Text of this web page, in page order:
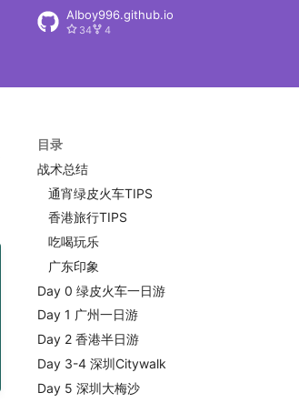
AIboy996.github.io
34 4
目录
战术总结
通宵绿皮火车TIPS
香港旅行TIPS
吃喝玩乐
广东印象
Day 0 绿皮火车一日游
Day 1 广州一日游
Day 2 香港半日游
Day 3-4 深圳Citywalk
Day 5 深圳大梅沙